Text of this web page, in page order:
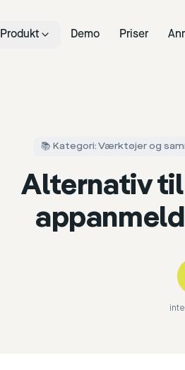
Produkt Demo Priser
📚 Kategori: Værktøjer og
Alternativ